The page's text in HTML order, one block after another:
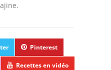
Pinterest
Recettes en vidéo